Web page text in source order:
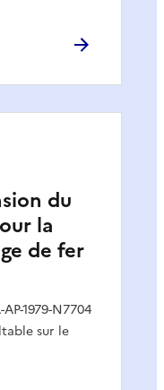
du
la
de fer
1979-N7704
sur le